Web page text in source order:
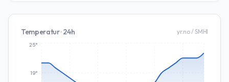
Temperatur · 24h yr.no / SMHI
19°
25°